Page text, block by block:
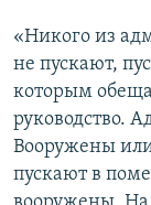
«Никого из
не пускают,
которым
руководство.
Вооружены
пускают в